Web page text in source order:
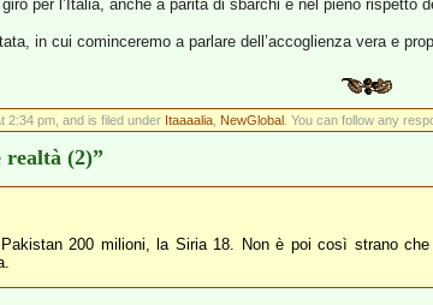
per l’Italia, anche a parità di sbarchi e nel pieno rispetto
in cui cominceremo a parlare dell’accoglienza vera e
2:34 pm, and is filed under Itaaaalia, NewGlobal. You can follow any
realtà (2)”
200 milioni, la Siria 18. Non è poi così strano